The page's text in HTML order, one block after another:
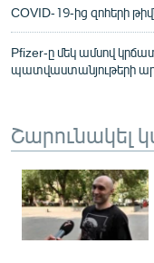
COVID-19-ից զոհերի
Pfizer-ը մեկ ամսով
պատվաստանյութերի
Շարունակել